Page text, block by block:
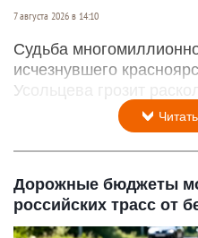
7 августа 2026 в 14:10
Судьба
исчезнувшего
Усольцева грозит
Дорожные бюджеты
российских трасс от